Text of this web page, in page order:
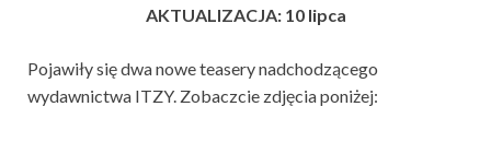
AKTUALIZACJA: 10 lipca
Pojawiły się dwa nowe teasery nadchodzącego
wydawnictwa ITZY. Zobaczcie zdjęcia poniżej: